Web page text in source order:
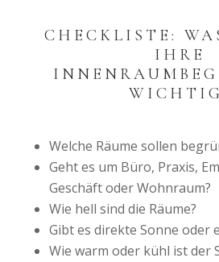
CHECKLISTE:
IHRE
Welche Räume sollen
Geht es um Büro, Praxis,
Geschäft oder Wohnraum?
Wie hell sind die Räume?
Gibt es direkte Sonne oder
Wie warm oder kühl ist der